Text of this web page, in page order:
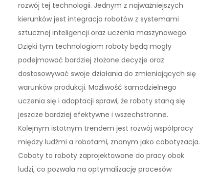
rozwój tej technologii. Jednym z najważniejszych
kierunków jest integracja robotów z systemami
sztucznej inteligencji oraz uczenia maszynowego.
Dzięki tym technologiom roboty będą mogły
podejmować bardziej złożone decyzje oraz
dostosowywać swoje działania do zmieniających się
warunków produkcji. Możliwość samodzielnego
uczenia się i adaptacji sprawi, że roboty staną się
jeszcze bardziej efektywne i wszechstronne.
Kolejnym istotnym trendem jest rozwój współpracy
między ludźmi a robotami, znanym jako cobotyzacja.
Coboty to roboty zaprojektowane do pracy obok
ludzi, co pozwala na optymalizację procesów